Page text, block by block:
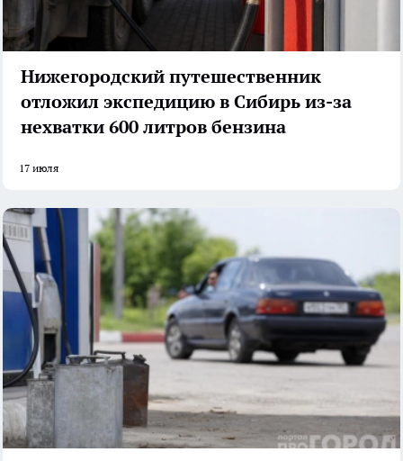
Нижегородский путешественник
отложил экспедицию в Сибирь из-за
нехватки 600 литров бензина
17 июля